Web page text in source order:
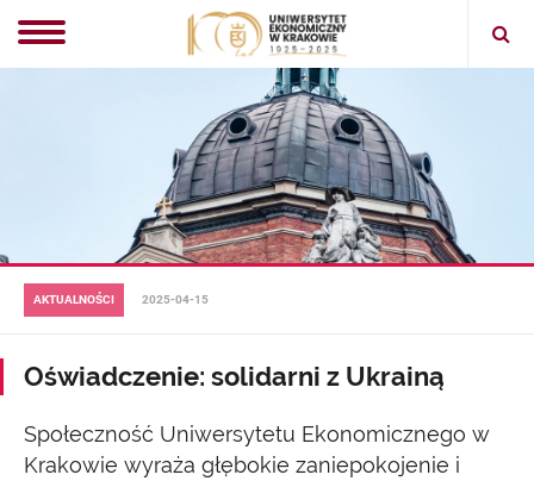
Open
AKTUALNOŚCI 2025-04-15
Oświadczenie: solidarni z Ukrainą
Społeczność Uniwersytetu Ekonomicznego w
Krakowie wyraża głębokie zaniepokojenie i